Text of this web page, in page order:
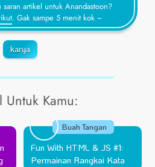
saran artikel untuk Anandastoon?
. Gak sampe 5 menit kok ~
karya
Untuk Kamu:
Fun With HTML & JS #1:
Permainan Rangkai Kata
Buah Tangan